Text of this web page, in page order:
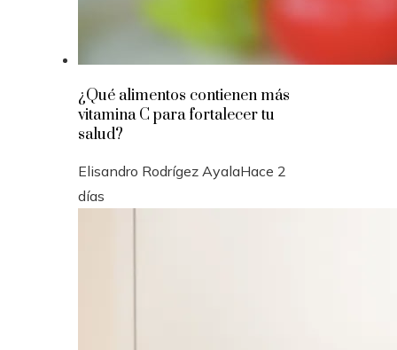
¿Qué alimentos contienen más
vitamina C para fortalecer tu
salud?
Elisandro Rodrígez AyalaHace 2
días